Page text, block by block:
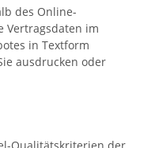
des Online-
Vertragsdaten im
in Textform
ausdrucken oder